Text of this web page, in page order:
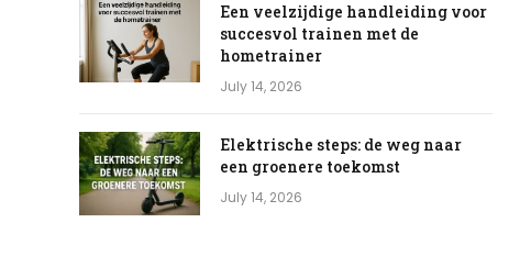
Een veelzijdige handleiding voor
succesvol trainen met de
hometrainer
July 14, 2026
Elektrische steps: de weg naar
een groenere toekomst
July 14, 2026